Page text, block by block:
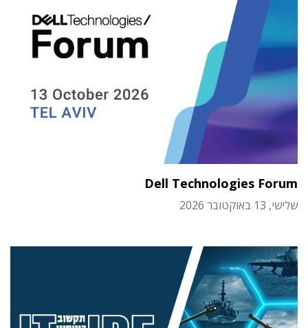
Dell Technologies Forum
שלישי, 13 באוקטובר 2026